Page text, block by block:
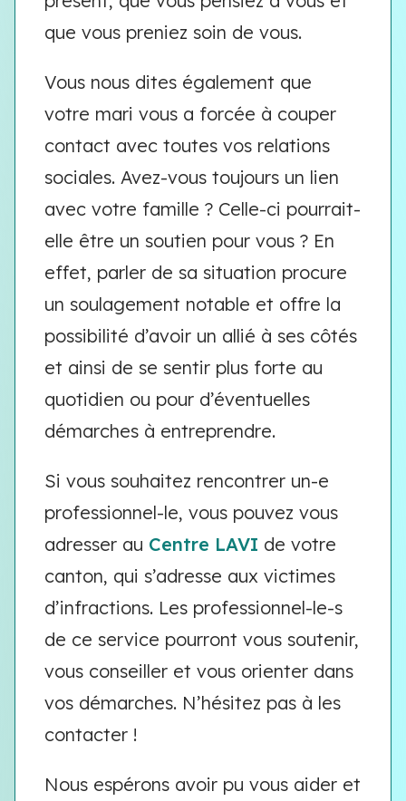
que vous preniez soin de vous.
Vous nous dites également que
votre mari vous a forcée à couper
contact avec toutes vos relations
sociales. Avez-vous toujours un lien
avec votre famille ? Celle-ci pourrait-
elle être un soutien pour vous ? En
effet, parler de sa situation procure
un soulagement notable et offre la
possibilité d’avoir un allié à ses côtés
et ainsi de se sentir plus forte au
quotidien ou pour d’éventuelles
démarches à entreprendre.
Si vous souhaitez rencontrer un-e
professionnel-le, vous pouvez vous
adresser au Centre LAVI de votre
canton, qui s’adresse aux victimes
d’infractions. Les professionnel-le-s
de ce service pourront vous soutenir,
vous conseiller et vous orienter dans
vos démarches. N’hésitez pas à les
contacter !
Nous espérons avoir pu vous aider et